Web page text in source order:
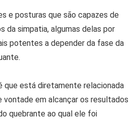
e posturas que são capazes de
da simpatia, algumas delas por
potentes a depender da fase da
que está diretamente relacionada
vontade em alcançar os resultados
quebrante ao qual ele foi